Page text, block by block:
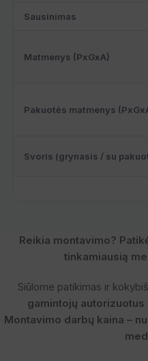
Sausinimas
Matmenys (PxGxA)
Pakuotės matmenys
Svoris (grynasis / su
Reikia montavimo?
tinkamiausią
Siūlome patikimas ir
gamintojų autorizuotus
Montavimo darbų kaina –